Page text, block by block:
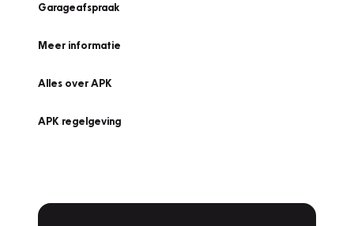
Garageafspraak
Meer informatie
Alles over APK
APK regelgeving